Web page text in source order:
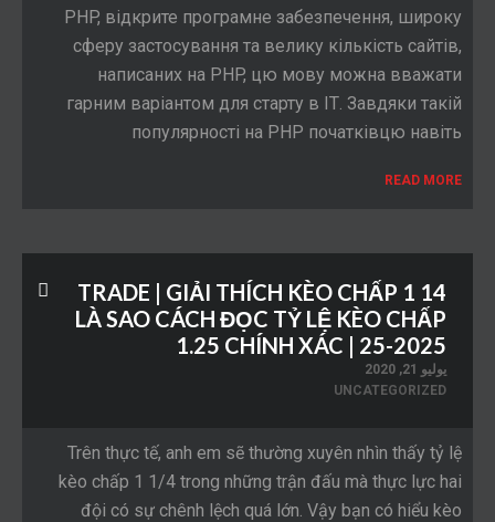
PHP, відкрите програмне забезпечення, широку
сферу застосування та велику кількість сайтів,
написаних на PHP, цю мову можна вважати
гарним варіантом для старту в ІТ. Завдяки такій
популярності на PHP початківцю навіть
READ MORE
TRADE | GIẢI THÍCH KÈO CHẤP 1 14
LÀ SAO CÁCH ĐỌC TỶ LỆ KÈO CHẤP
1.25 CHÍNH XÁC | 25-2025
يوليو 21, 2020
UNCATEGORIZED
Trên thực tế, anh em sẽ thường xuyên nhìn thấy tỷ lệ
kèo chấp 1 1/4 trong những trận đấu mà thực lực hai
đội có sự chênh lệch quá lớn. Vậy bạn có hiểu kèo